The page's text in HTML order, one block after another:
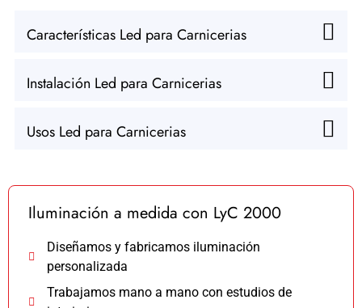
Características Led para Carnicerias
Instalación Led para Carnicerias
Usos Led para Carnicerias
Iluminación a medida con LyC 2000
Diseñamos y fabricamos iluminación
personalizada
Trabajamos mano a mano con estudios de